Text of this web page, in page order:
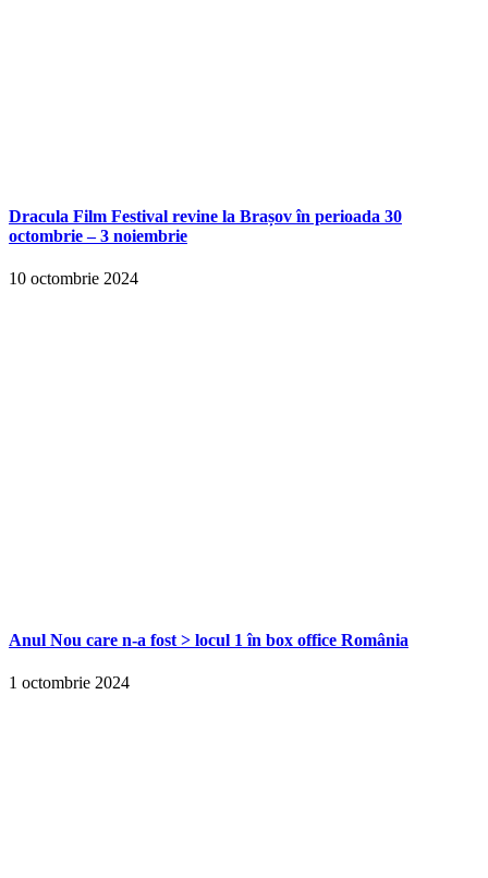
Dracula Film Festival revine la Brașov în perioada 30
octombrie – 3 noiembrie
10 octombrie 2024
Anul Nou care n-a fost > locul 1 în box office România
1 octombrie 2024